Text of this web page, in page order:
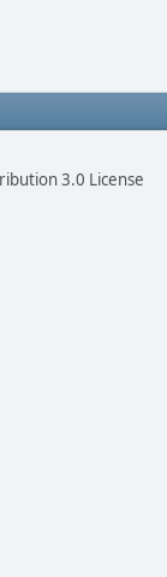
3.0 License